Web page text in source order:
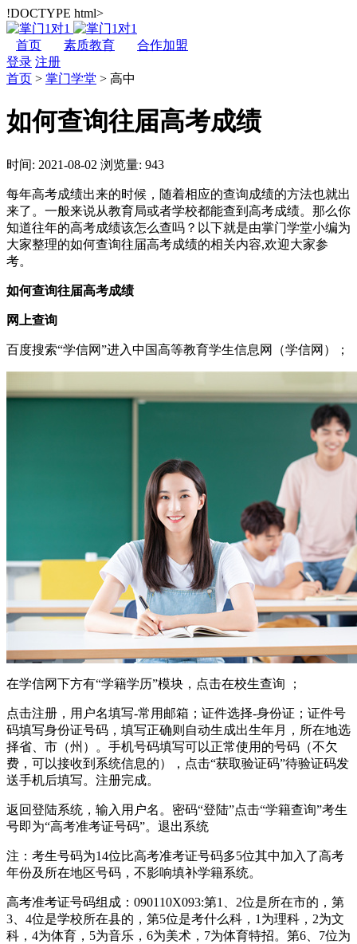
!DOCTYPE html>
首页 素质教育
合作加盟
登录 注册
首页 > 掌门学堂 > 高中
如何查询往届高考成绩
时间: 2021-08-02 浏览量: 943
每年高考成绩出来的时候，随着相应的查询成绩的方法也就出
来了。一般来说从教育局或者学校都能查到高考成绩。那么你
知道往年的高考成绩该怎么查吗？以下就是由掌门学堂小编为
大家整理的如何查询往届高考成绩的相关内容,欢迎大家参
考。
如何查询往届高考成绩
网上查询
百度搜索“学信网”进入中国高等教育学生信息网（学信网）；
在学信网下方有“学籍学历”模块，点击在校生查询 ；
点击注册，用户名填写-常用邮箱；证件选择-身份证；证件号
码填写身份证号码，填写正确则自动生成出生年月，所在地选
择省、市（州）。手机号码填写可以正常使用的号码（不欠
费，可以接收到系统信息的），点击“获取验证码”待验证码发
送手机后填写。注册完成。
返回登陆系统，输入用户名。密码“登陆”点击“学籍查询”考生
号即为“高考准考证号码”。退出系统
注：考生号码为14位比高考准考证号码多5位其中加入了高考
年份及所在地区号码，不影响填补学籍系统。
高考准考证号码组成：090110X093:第1、2位是所在市的，第
3、4位是学校所在县的，第5位是考什么科，1为理科，2为文
科，4为体育，5为音乐，6为美术，7为体育特招。第6、7位为